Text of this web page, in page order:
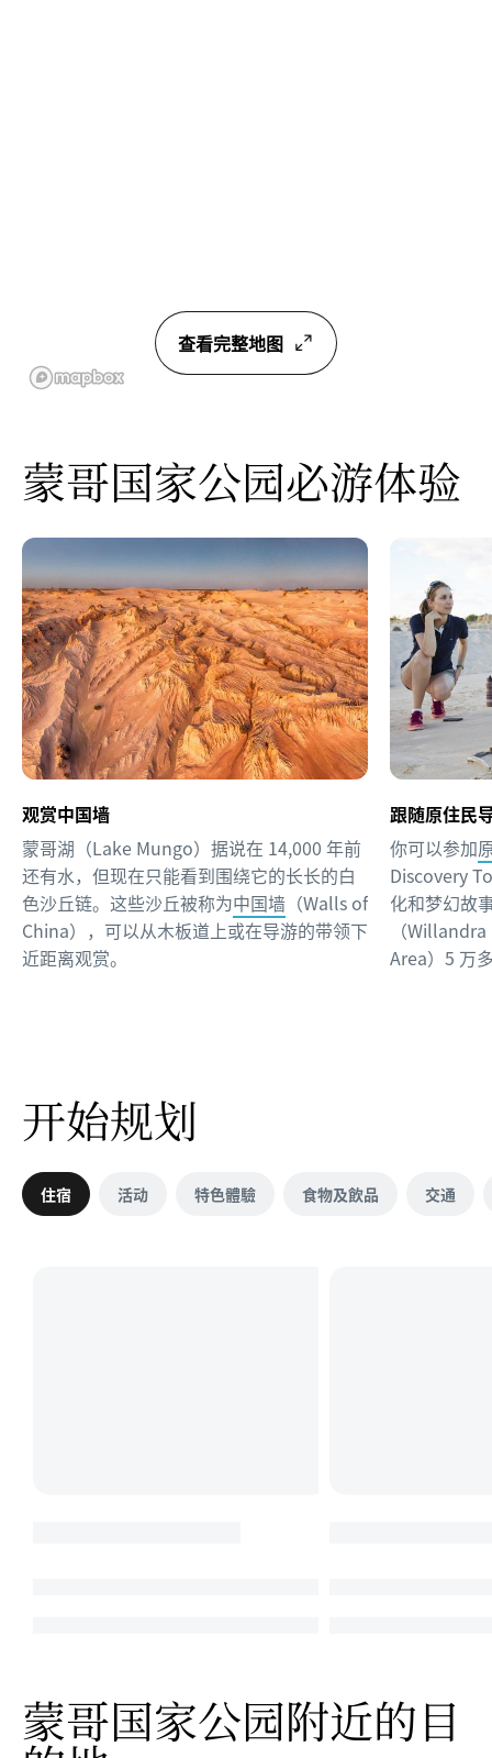
查看完整地图
蒙哥国家公园必游体验
观赏中国墙
蒙哥湖（Lake Mungo）据说在 14,000 年前
还有水，但现在只能看到围绕它的长长的白
色沙丘链。这些沙丘被称为中国墙 （Walls of
China），可以从木板道上或在导游的带领下
近距离观赏。
跟随原住民
你可以参加
Discovery
化和梦幻故
（
Area）5 万
开始规划
住宿 活动 特色體驗 食物及飲品 交通
蒙哥国家公园附近的目